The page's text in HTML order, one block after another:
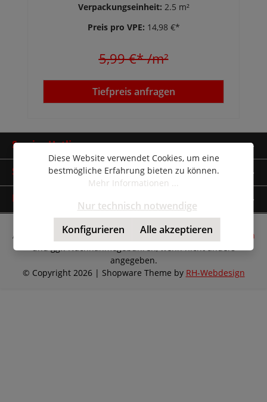
Verpackungseinheit: 2.5 m²
Preis pro VPE: 14,98 €*
5,99 €*/m²
Tiefpreis anfragen
Service-Hotline
Shop Service
Informationen
Alle Preise inkl. gesetzl. Mehrwertsteuer zzgl.Versandkosten
und ggf. Nachnahmegebühren, wenn nicht anders
angegeben.
© Copyright 2026 | Shopware Theme by RH-Webdesign
Diese Website verwendet Cookies, um eine
bestmögliche Erfahrung bieten zu können.
Mehr Informationen ...
Nur technisch notwendige
Konfigurieren
Alle akzeptieren